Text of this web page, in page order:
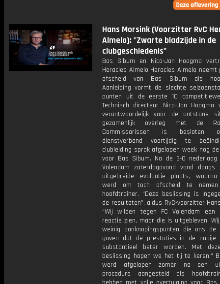
Hans Morsink (Voorzitter RvC
Almelo): "Zwarte bladzijde in de
clubgeschiedenis"
Bas Sibum en Nico-Jan Hoogma
Heracles Almelo Heracles Almelo
afscheid van Bas Sibum als
Aanleiding vormt de slechte
punten uit de eerste 10
Technisch directeur Nico-Jan Hoogma
verantwoordelijk voor de ontstane
gezamenlijk overleg met de
Commissarissen is besloten
dienstverband voortijdig te
clubleiding sprak afgelopen week nog
voor Bas Sibum. Na de 3-0 nederlaag
Volendam zaterdagavond vond daags
uitgebreide evaluatie plaats, waarna
werd om toch afscheid te
hoofdtrainer. “Deze beslissing is
de resultaten”, aldus RvC-voorzitter
“Wij wilden tegen FC Volendam een
reactie zien, maar die is uitgebleven.
weinig aanknopingspunten die ons de
gaven dat de prestaties in de nabije
substantieel beter worden. Met
beslissing hopen we het tij te keren.”
werd afgelopen zomer na een
procedure aangesteld als